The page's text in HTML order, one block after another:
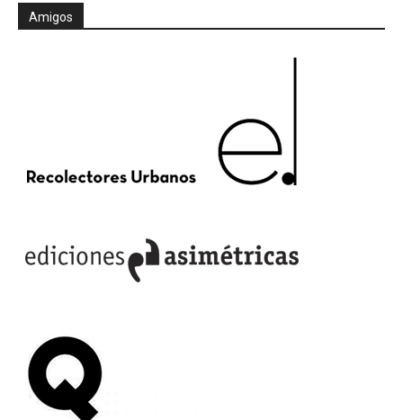
Amigos